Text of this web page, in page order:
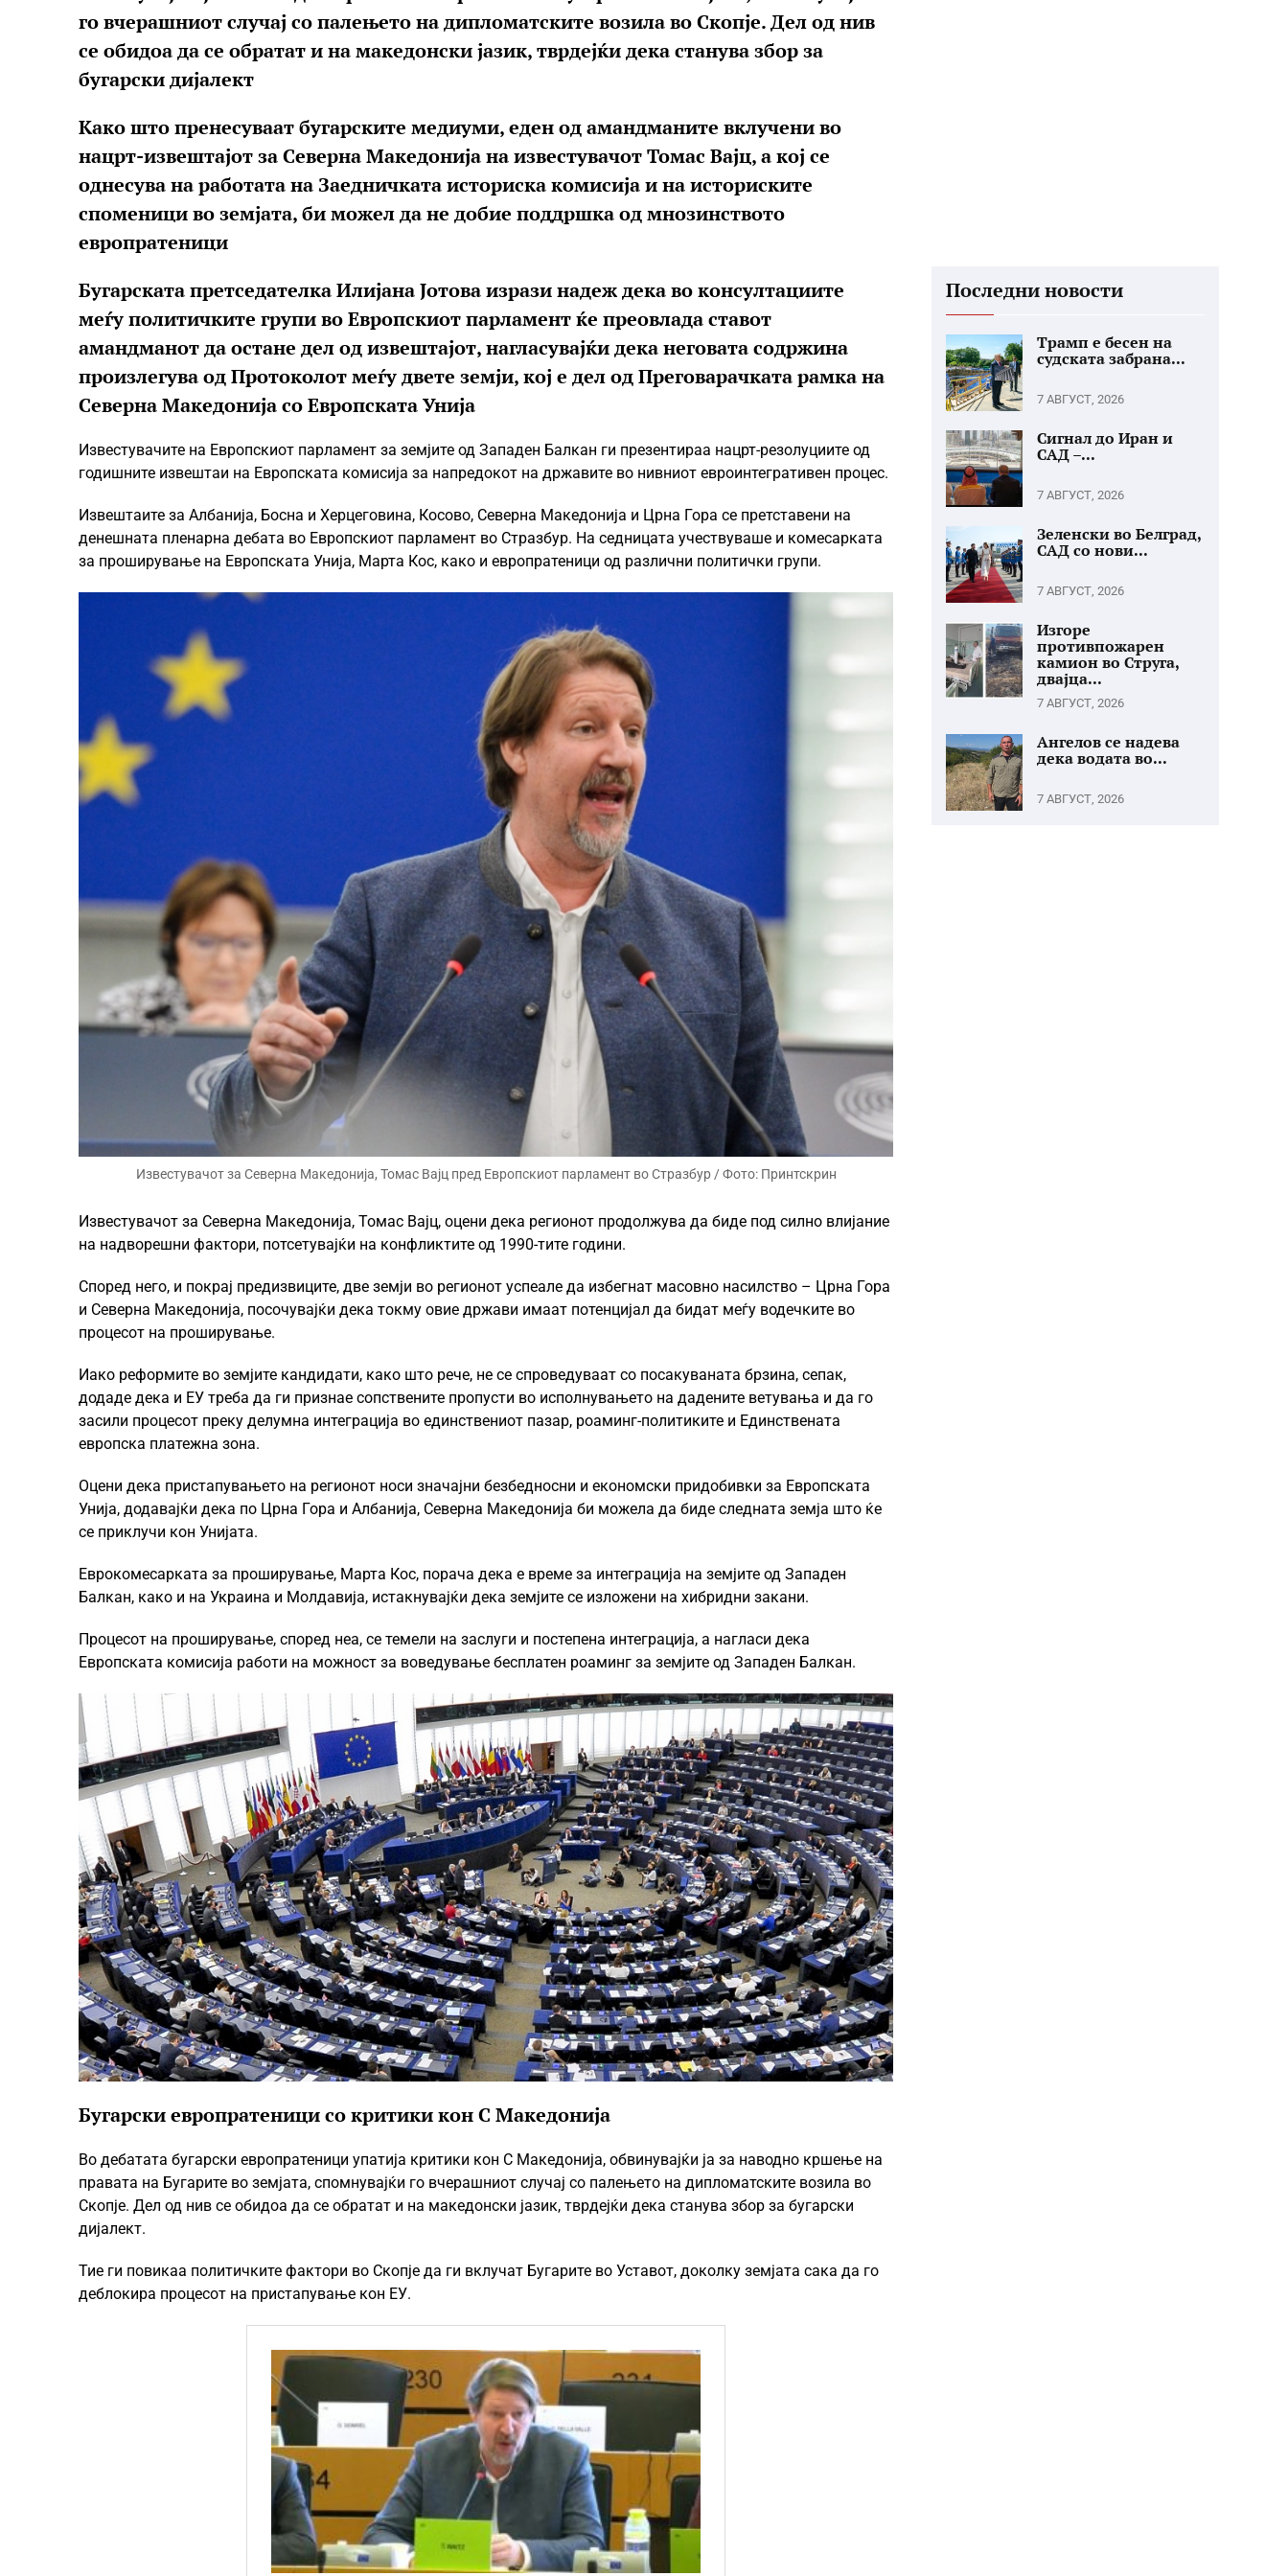
го вчерашниот случај со палењето на дипломатските возила во Скопје. Дел од нив
се обидоа да се обратат и на македонски јазик, тврдејќи дека станува збор за
бугарски дијалект
Како што пренесуваат бугарските медиуми, еден од амандманите вклучени во
нацрт-извештајот за Северна Македонија на известувачот Томас Вајц, а кој се
однесува на работата на Заедничката историска комисија и на историските
споменици во земјата, би можел да не добие поддршка од мнозинството
европратеници
Бугарската претседателка Илијана Јотова изрази надеж дека во консултациите
меѓу политичките групи во Европскиот парламент ќе преовлада ставот
амандманот да остане дел од извештајот, нагласувајќи дека неговата содржина
произлегува од Протоколот меѓу двете земји, кој е дел од Преговарачката рамка на
Северна Македонија со Европската Унија
Известувачите на Европскиот парламент за земјите од Западен Балкан ги презентираа нацрт-резолуциите од
годишните извештаи на Европската комисија за напредокот на државите во нивниот евроинтегративен процес.
Извештаите за Албанија, Босна и Херцеговина, Косово, Северна Македонија и Црна Гора се претставени на
денешната пленарна дебата во Европскиот парламент во Стразбур. На седницата учествуваше и комесарката
за проширување на Европската Унија, Марта Кос, како и европратеници од различни политички групи.
Известувачот за Северна Македонија, Томас Вајц пред Европскиот парламент во Стразбур / Фото: Принтскрин
Известувачот за Северна Македонија, Томас Вајц, оцени дека регионот продолжува да биде под силно влијание
на надворешни фактори, потсетувајќи на конфликтите од 1990-тите години.
Според него, и покрај предизвиците, две земји во регионот успеале да избегнат масовно насилство – Црна Гора
и Северна Македонија, посочувајќи дека токму овие држави имаат потенцијал да бидат меѓу водечките во
процесот на проширување.
Иако реформите во земјите кандидати, како што рече, не се спроведуваат со посакуваната брзина, сепак,
додаде дека и ЕУ треба да ги признае сопствените пропусти во исполнувањето на дадените ветувања и да го
засили процесот преку делумна интеграција во единствениот пазар, роаминг-политиките и Единствената
европска платежна зона.
Оцени дека пристапувањето на регионот носи значајни безбедносни и економски придобивки за Европската
Унија, додавајќи дека по Црна Гора и Албанија, Северна Македонија би можела да биде следната земја што ќе
се приклучи кон Унијата.
Еврокомесарката за проширување, Марта Кос, порача дека е време за интеграција на земјите од Западен
Балкан, како и на Украина и Молдавија, истакнувајќи дека земјите се изложени на хибридни закани.
Процесот на проширување, според неа, се темели на заслуги и постепена интеграција, а нагласи дека
Европската комисија работи на можност за воведување бесплатен роаминг за земјите од Западен Балкан.
Бугарски европратеници со критики кон С Македонија
Во дебатата бугарски европратеници упатија критики кон С Македонија, обвинувајќи ја за наводно кршење на
правата на Бугарите во земјата, спомнувајќи го вчерашниот случај со палењето на дипломатските возила во
Скопје. Дел од нив се обидоа да се обратат и на македонски јазик, тврдејќи дека станува збор за бугарски
дијалект.
Тие ги повикаа политичките фактори во Скопје да ги вклучат Бугарите во Уставот, доколку земјата сака да го
деблокира процесот на пристапување кон ЕУ.
Последни новости
Трамп е бесен на
судската забрана...
7 АВГУСТ, 2026
Сигнал до Иран и
САД –...
7 АВГУСТ, 2026
Зеленски во Белград,
САД со нови...
7 АВГУСТ, 2026
Изгоре
противпожарен
камион во Струга,
двајца...
7 АВГУСТ, 2026
Ангелов се надева
дека водата во...
7 АВГУСТ, 2026